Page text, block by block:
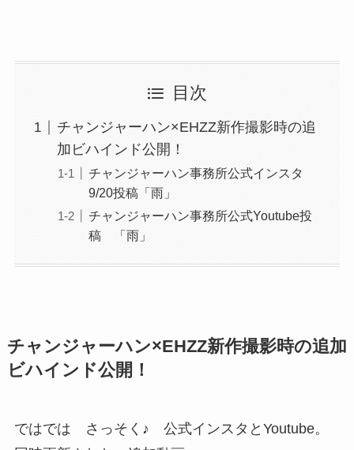
目次
チャンジャーハン×EHZZ新作撮影時の追
加ビハインド公開！
チャンジャーハン事務所公式インスタ
9/20投稿「雨」
チャンジャーハン事務所公式Youtube投
稿 「雨」
チャンジャーハン×EHZZ新作撮影時の追加
ビハインド公開！
ではでは さっそく♪ 公式インスタとYoutube。